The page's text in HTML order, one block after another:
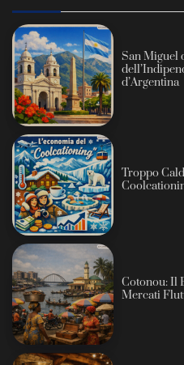
San Miguel
d’Argentina
Troppo
Cotonou: Il
Mercati